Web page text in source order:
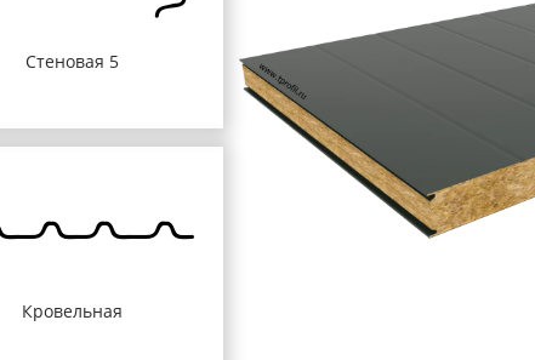
Стеновая 5
Кровельная